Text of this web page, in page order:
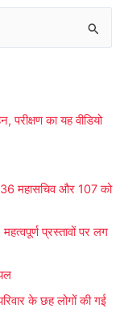
परीक्षण का यह वीडियो
36 महासचिव और 107 को
प्रस्तावों पर लग
के छह लोगों की गई